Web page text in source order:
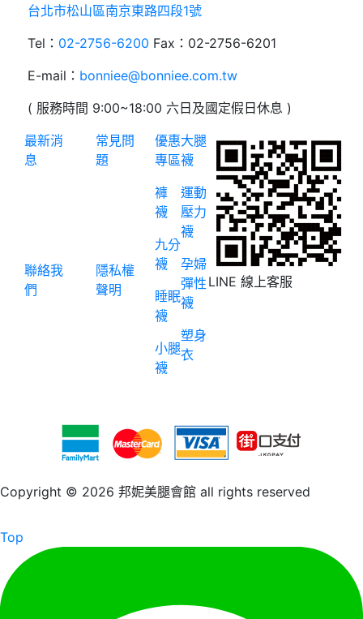
台北市松山區南京東路四段1號
Tel： 02-2756-6200 Fax：02-2756-6201
E-mail： bonniee@bonniee.com.tw
( 服務時間 9:00~18:00 六日及國定假日休息 )
最新消
息
常見問
題
聯絡我
們
隱私權
聲明
優惠
專區
褲
襪
九分
襪
睡眠
襪
小腿
襪
大腿
襪
運動
壓力
襪
孕婦
彈性
襪
塑身
衣
LINE 線上客服
Copyright © 2026 邦妮美腿會館 all rights reserved
Top